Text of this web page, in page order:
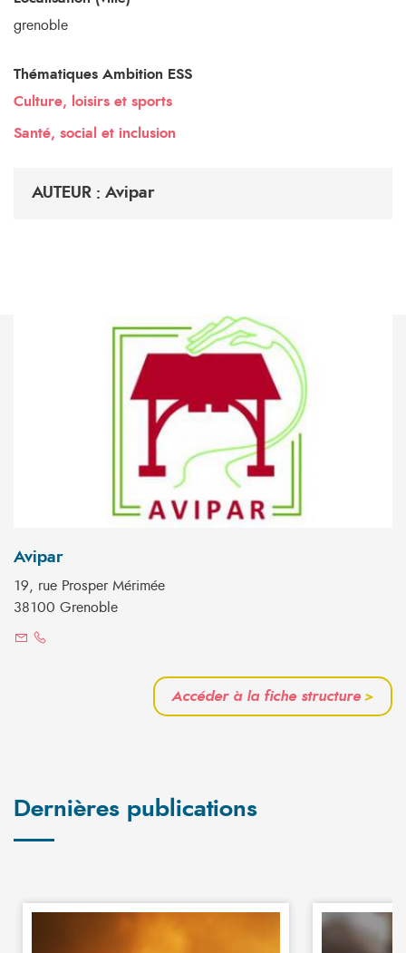
grenoble
Thématiques Ambition ESS
Culture, loisirs et sports
Santé, social et inclusion
AUTEUR : Avipar
Avipar
19, rue Prosper Mérimée
38100 Grenoble
Accéder à la fiche structure>
Dernières publications